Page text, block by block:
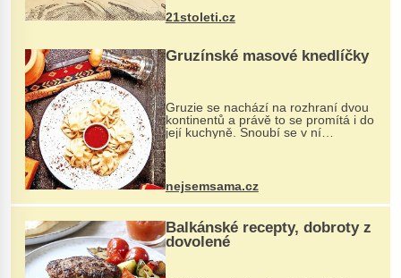
nohou, a způsobuje bole...
21stoleti.cz
Gruzínské masové knedlíčky
Gruzie se nachází na rozhraní dvou
kontinentů a právě to se promítá i do
její kuchyně. Snoubí se v ní
evropské a asijské chutě a díky tomu
vznikají rozmanité a chuťově bohaté
pokrmy, které rozhodně st...
nejsemsama.cz
Balkánské recepty, dobroty z
dovolené